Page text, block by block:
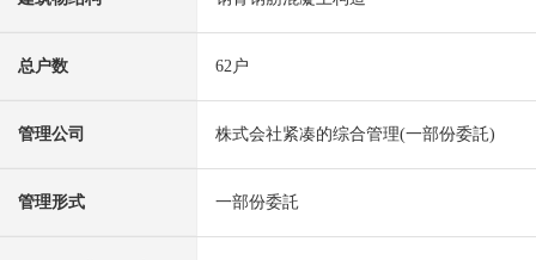
总户数 62户
管理公司 株式会社紧凑的综合管理(一部份委託)
管理形式 一部份委託